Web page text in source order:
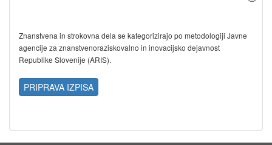
Znanstvena in strokovna dela se kategorizirajo po metodologiji Javne
agencije za znanstvenoraziskovalno in inovacijsko dejavnost
Republike Slovenije (ARIS).
PRIPRAVA IZPISA